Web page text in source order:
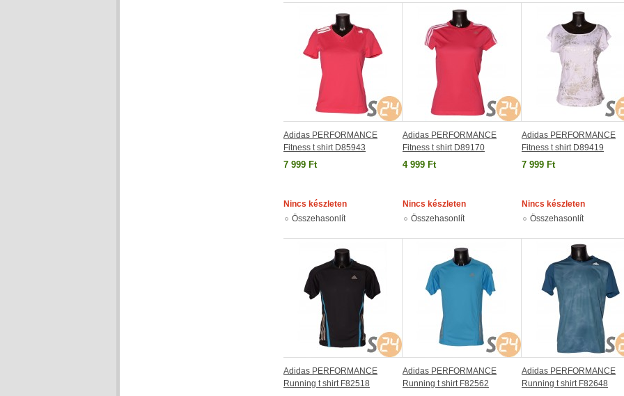
Adidas PERFORMANCE
Fitness t shirt D85943
7 999 Ft
Nincs készleten
Összehasonlít
Adidas PERFORMANCE
Fitness t shirt D89170
4 999 Ft
Nincs készleten
Összehasonlít
Adidas PERFORMANCE
Fitness t shirt D89419
7 999 Ft
Nincs készleten
Összehasonlít
Adidas PERFORMANCE
Running t shirt F82518
Adidas PERFORMANCE
Running t shirt F82562
Adidas PERFORMANCE
Running t shirt F82648